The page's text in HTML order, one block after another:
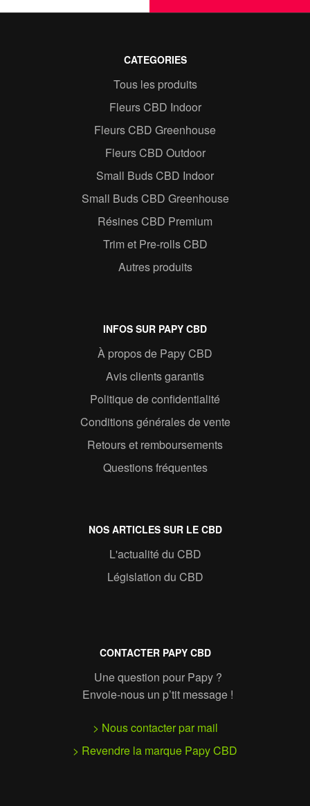
CATEGORIES
Tous les produits
Fleurs CBD Indoor
Fleurs CBD Greenhouse
Fleurs CBD Outdoor
Small Buds CBD Indoor
Small Buds CBD Greenhouse
Résines CBD Premium
Trim et Pre-rolls CBD
Autres produits
INFOS SUR PAPY CBD
À propos de Papy CBD
Avis clients garantis
Politique de confidentialité
Conditions générales de vente
Retours et remboursements
Questions fréquentes
NOS ARTICLES SUR LE CBD
L'actualité du CBD
Législation du CBD
CONTACTER PAPY CBD
Une question pour Papy ?
Envoie-nous un p’tit message !
> Nous contacter par mail
> Revendre la marque Papy CBD